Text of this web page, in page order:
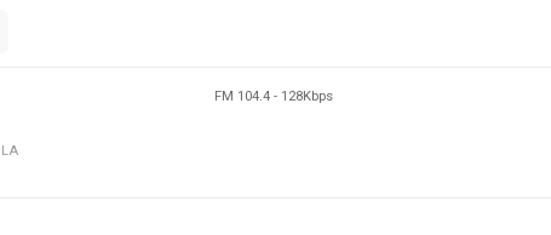
FM 104.4 - 128Kbps